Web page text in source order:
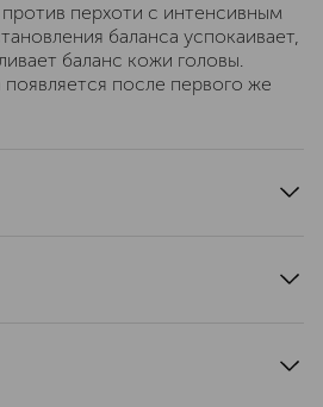
перхоти с интенсивным
баланса успокаивает,
баланс кожи головы.
после первого же
перхоти, успокаивающий
Франция
3 недель; – поддерживающим